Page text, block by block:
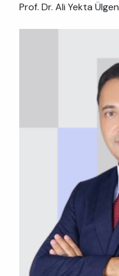
Prof. Dr. Ali Yekta Ülgen